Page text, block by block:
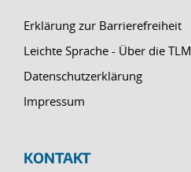
Erklärung zur Barrierefreiheit
Leichte Sprache - Über die TLM
Datenschutzerklärung
Impressum
KONTAKT